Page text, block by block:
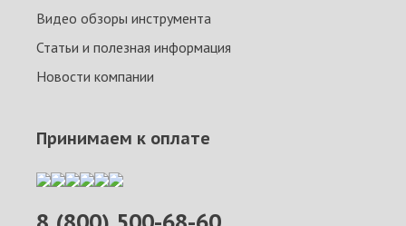
Видео обзоры инструмента
Статьи и полезная информация
Новости компании
Принимаем к оплате